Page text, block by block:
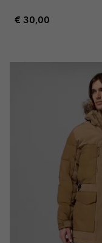
Regular price:
€ 30,00